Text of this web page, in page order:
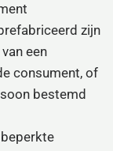
zijn
een
consument, of
bestemd